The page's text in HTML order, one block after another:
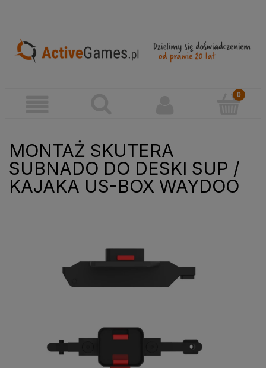
MONTAŻ SKUTERA
SUBNADO DO DESKI SUP /
KAJAKA US-BOX WAYDOO